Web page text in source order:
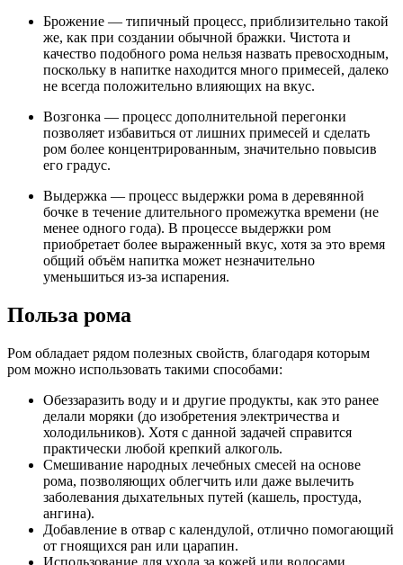
Брожение — типичный процесс, приблизительно такой
же, как при создании обычной бражки. Чистота и
качество подобного рома нельзя назвать превосходным,
поскольку в напитке находится много примесей, далеко
не всегда положительно влияющих на вкус.
Возгонка — процесс дополнительной перегонки
позволяет избавиться от лишних примесей и сделать
ром более концентрированным, значительно повысив
его градус.
Выдержка — процесс выдержки рома в деревянной
бочке в течение длительного промежутка времени (не
менее одного года). В процессе выдержки ром
приобретает более выраженный вкус, хотя за это время
общий объём напитка может незначительно
уменьшиться из-за испарения.
Польза рома
Ром обладает рядом полезных свойств, благодаря которым
ром можно использовать такими способами:
Обеззаразить воду и и другие продукты, как это ранее
делали моряки (до изобретения электричества и
холодильников). Хотя с данной задачей справится
практически любой крепкий алкоголь.
Смешивание народных лечебных смесей на основе
рома, позволяющих облегчить или даже вылечить
заболевания дыхательных путей (кашель, простуда,
ангина).
Добавление в отвар с календулой, отлично помогающий
от гноящихся ран или царапин.